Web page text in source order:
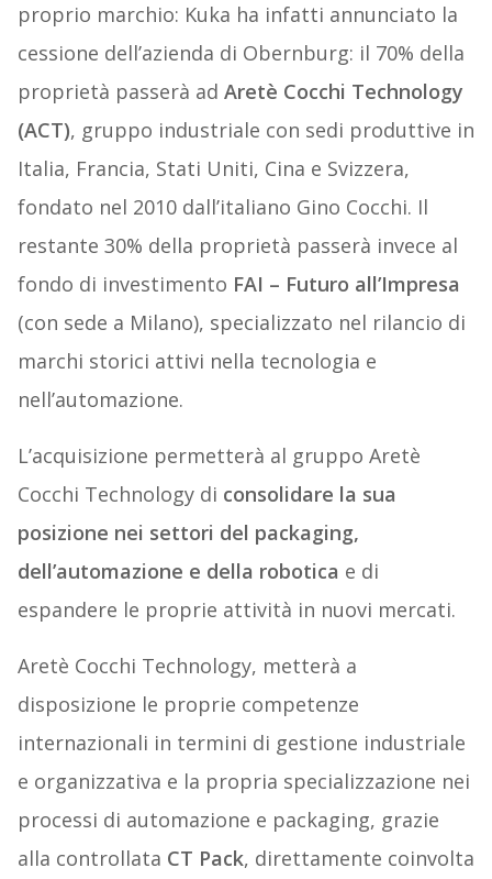
proprio marchio: Kuka ha infatti annunciato la
cessione dell’azienda di Obernburg: il 70% della
proprietà passerà ad Aretè Cocchi Technology
(ACT), gruppo industriale con sedi produttive in
Italia, Francia, Stati Uniti, Cina e Svizzera,
fondato nel 2010 dall’italiano Gino Cocchi. Il
restante 30% della proprietà passerà invece al
fondo di investimento FAI – Futuro all’Impresa
(con sede a Milano), specializzato nel rilancio di
marchi storici attivi nella tecnologia e
nell’automazione.
L’acquisizione permetterà al gruppo Aretè
Cocchi Technology di consolidare la sua
posizione nei settori del packaging,
dell’automazione e della robotica e di
espandere le proprie attività in nuovi mercati.
Aretè Cocchi Technology, metterà a
disposizione le proprie competenze
internazionali in termini di gestione industriale
e organizzativa e la propria specializzazione nei
processi di automazione e packaging, grazie
alla controllata CT Pack, direttamente coinvolta